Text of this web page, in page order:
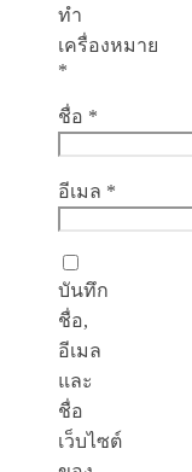
ทำ
เครื่องหมาย
*
ชื่อ *
อีเมล *
บันทึก
ชื่อ,
อีเมล
และ
ชื่อ
เว็บไซต์